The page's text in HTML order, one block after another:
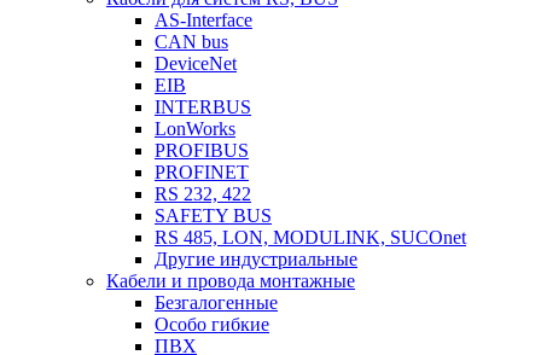
AS-Interface
CAN bus
DeviceNet
EIB
INTERBUS
LonWorks
PROFIBUS
PROFINET
RS 232, 422
SAFETY BUS
RS 485, LON, MODULINK, SUCOnet
Другие индустриальные
Кабели и провода монтажные
Безгалогенные
Особо гибкие
ПВХ